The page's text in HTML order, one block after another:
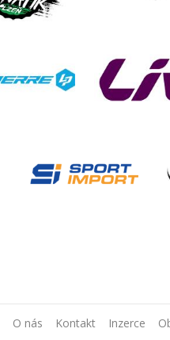
O nás Kontakt Inzerce